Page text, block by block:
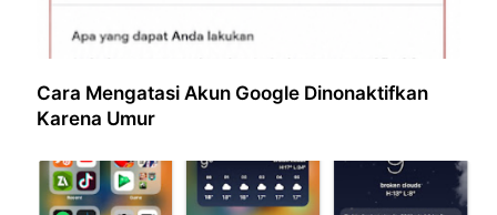
Cara Mengatasi Akun Google Dinonaktifkan
Karena Umur